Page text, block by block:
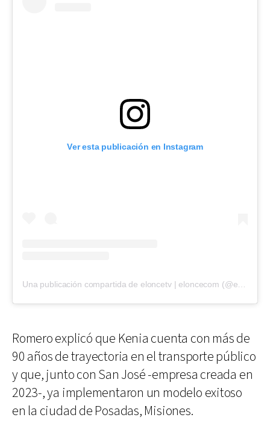
Ver esta publicación en Instagram
Romero explicó que Kenia cuenta con más de
90 años de trayectoria en el transporte público
y que, junto con San José -empresa creada en
2023-, ya implementaron un modelo exitoso
en la ciudad de Posadas, Misiones.